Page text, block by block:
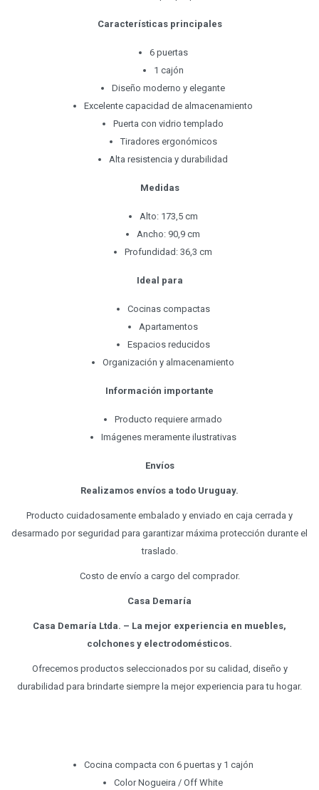
Características principales
6 puertas
1 cajón
Diseño moderno y elegante
Excelente capacidad de almacenamiento
Puerta con vidrio templado
Tiradores ergonómicos
Alta resistencia y durabilidad
Medidas
Alto: 173,5 cm
Ancho: 90,9 cm
Profundidad: 36,3 cm
Ideal para
Cocinas compactas
Apartamentos
Espacios reducidos
Organización y almacenamiento
Información importante
Producto requiere armado
Imágenes meramente ilustrativas
Envíos
Realizamos envíos a todo Uruguay.
Producto cuidadosamente embalado y enviado en caja cerrada y
desarmado por seguridad para garantizar máxima protección durante el
traslado.
Costo de envío a cargo del comprador.
Casa Demaría
Casa Demaría Ltda. – La mejor experiencia en muebles,
colchones y electrodomésticos.
Ofrecemos productos seleccionados por su calidad, diseño y
durabilidad para brindarte siempre la mejor experiencia para tu hogar.
Cocina compacta con 6 puertas y 1 cajón
Color Nogueira / Off White